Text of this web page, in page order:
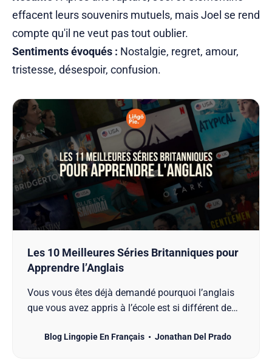
effacent leurs souvenirs mutuels, mais Joel se rend
compte qu'il ne veut pas tout oublier.
Sentiments évoqués : Nostalgie, regret, amour,
tristesse, désespoir, confusion.
Les 10 Meilleures Séries Britanniques pour
Apprendre l’Anglais
Vous vous êtes déjà demandé pourquoi l’anglais
que vous avez appris à l’école est si différent de
l’anglais est devenu la langue internationale des
Blog Lingopie En Français Jonathan Del Prado